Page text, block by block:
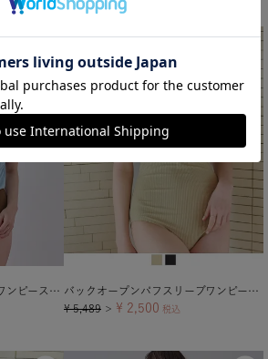
ルーズトップスドッキングワンピース/水着
バックオープンパフスリーブワンピース/水着
¥ 5,489 ＞ ¥ 2,500 税込